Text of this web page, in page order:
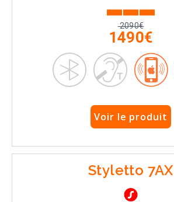
2090€
1490€
Voir le produit
Styletto 7AX